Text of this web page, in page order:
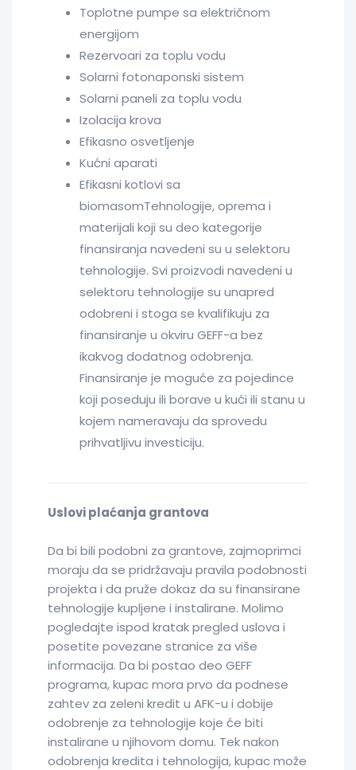
Toplotne pumpe sa električnom
energijom
Rezervoari za toplu vodu
Solarni fotonaponski sistem
Solarni paneli za toplu vodu
Izolacija krova
Efikasno osvetljenje
Kućni aparati
Efikasni kotlovi sa
biomasomTehnologije, oprema i
materijali koji su deo kategorije
finansiranja navedeni su u selektoru
tehnologije. Svi proizvodi navedeni u
selektoru tehnologije su unapred
odobreni i stoga se kvalifikuju za
finansiranje u okviru GEFF-a bez
ikakvog dodatnog odobrenja.
Finansiranje je moguće za pojedince
koji poseduju ili borave u kući ili stanu u
kojem nameravaju da sprovedu
prihvatljivu investiciju.
Uslovi plaćanja grantova
Da bi bili podobni za grantove, zajmoprimci
moraju da se pridržavaju pravila podobnosti
projekta i da pruže dokaz da su finansirane
tehnologije kupljene i instalirane. Molimo
pogledajte ispod kratak pregled uslova i
posetite povezane stranice za više
informacija. Da bi postao deo GEFF
programa, kupac mora prvo da podnese
zahtev za zeleni kredit u AFK-u i dobije
odobrenje za tehnologije koje će biti
instalirane u njihovom domu. Tek nakon
odobrenja kredita i tehnologija, kupac može